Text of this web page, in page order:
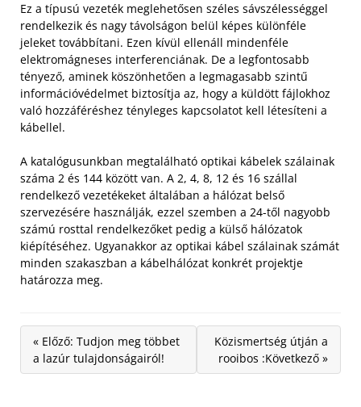
Ez a típusú vezeték meglehetősen széles sávszélességgel
rendelkezik és nagy távolságon belül képes különféle
jeleket továbbítani. Ezen kívül ellenáll mindenféle
elektromágneses interferenciának. De a legfontosabb
tényező, aminek köszönhetően a legmagasabb szintű
információvédelmet biztosítja az, hogy a küldött fájlokhoz
való hozzáféréshez tényleges kapcsolatot kell létesíteni a
kábellel.
A katalógusunkban megtalálható optikai kábelek szálainak
száma 2 és 144 között van. A 2, 4, 8, 12 és 16 szállal
rendelkező vezetékeket általában a hálózat belső
szervezésére használják, ezzel szemben a 24-től nagyobb
számú rosttal rendelkezőket pedig a külső hálózatok
kiépítéséhez. Ugyanakkor az optikai kábel szálainak számát
minden szakaszban a kábelhálózat konkrét projektje
határozza meg.
« Előző: Tudjon meg többet
a lazúr tulajdonságairól!
Közismertség útján a
rooibos :Következő »